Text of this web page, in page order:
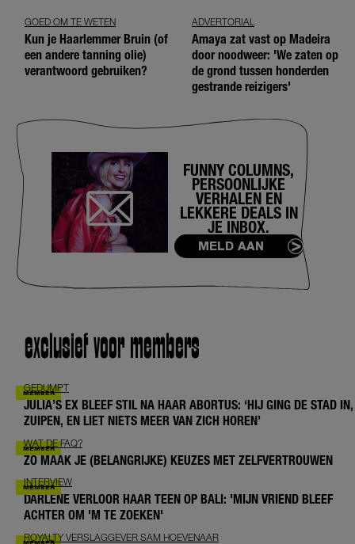
GOED OM TE WETEN
Kun je Haarlemmer Bruin (of
een andere tanning olie)
verantwoord gebruiken?
ADVERTORIAL
Amaya zat vast op Madeira
door noodweer: 'We zaten op
de grond tussen honderden
gestrande reizigers'
FUNNY COLUMNS,
PERSOONLIJKE
VERHALEN EN
LEKKERE DEALS IN
JE INBOX.
MELD AAN
exclusief voor members
GEDUMPT
JULIA’S EX BLEEF STIL NA HAAR ABORTUS: ‘HIJ GING DE STAD IN,
ZUIPEN, EN LIET NIETS MEER VAN ZICH HOREN’
WAT DE FAQ?
ZO MAAK JE (BELANGRIJKE) KEUZES MET ZELFVERTROUWEN
INTERVIEW
DARLENE VERLOOR HAAR TEEN OP BALI: 'MIJN VRIEND BLEEF
ACHTER OM 'M TE ZOEKEN'
ROYALTY VERSLAGGEVER SAM HOEVENAAR